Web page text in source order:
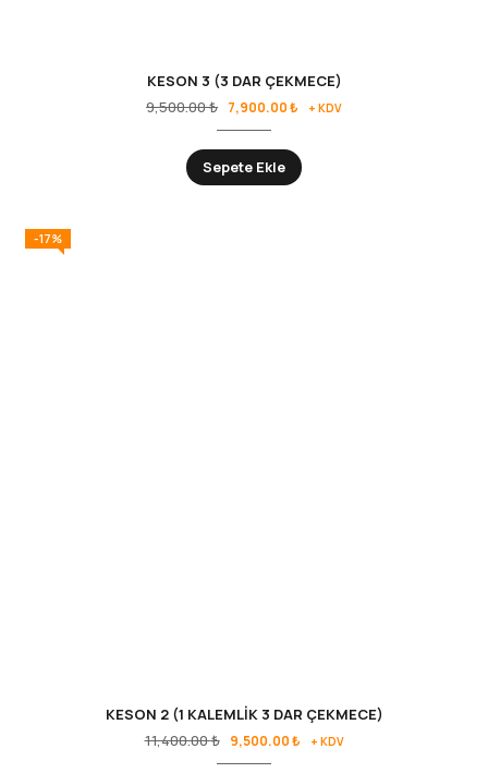
KESON 3 (3 DAR ÇEKMECE)
9,500.00₺ 7,900.00₺ + KDV
Sepete Ekle
-17%
KESON 2 (1 KALEMLİK 3 DAR ÇEKMECE)
11,400.00₺ 9,500.00₺ + KDV